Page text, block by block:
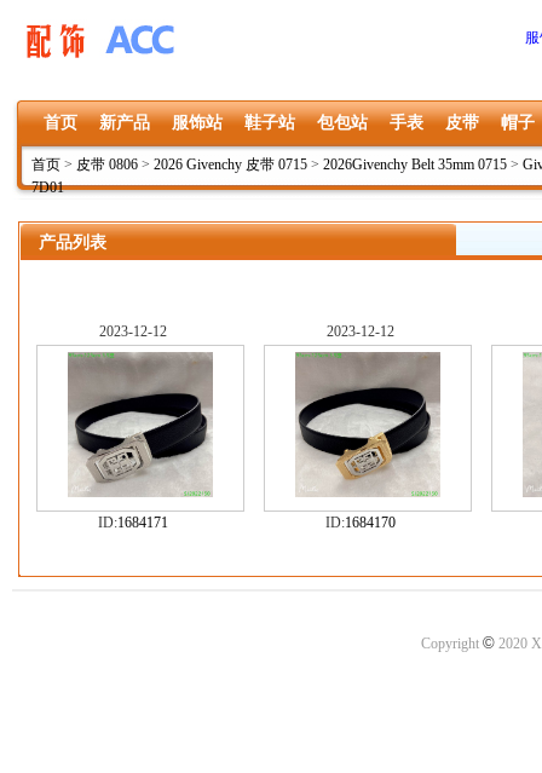
首页 新产品 服饰站 鞋子站 包包站 手表 皮带 帽子
首页 > 皮带 0806 > 2026 Givenchy 皮带 0715 > 2026Givenchy Belt 35mm 0715 >
7D01
产品列表
2023-12-12
ID:1684171
2023-12-12
ID:1684170
Copyright ©2020